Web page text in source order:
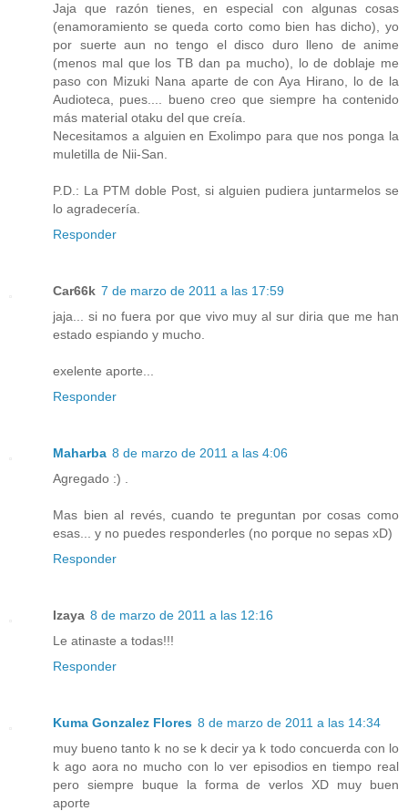
Jaja que razón tienes, en especial con algunas cosas
(enamoramiento se queda corto como bien has dicho), yo
por suerte aun no tengo el disco duro lleno de anime
(menos mal que los TB dan pa mucho), lo de doblaje me
paso con Mizuki Nana aparte de con Aya Hirano, lo de la
Audioteca, pues.... bueno creo que siempre ha contenido
más material otaku del que creía.
Necesitamos a alguien en Exolimpo para que nos ponga la
muletilla de Nii-San.
P.D.: La PTM doble Post, si alguien pudiera juntarmelos se
lo agradecería.
Responder
Car66k 7 de marzo de 2011 a las 17:59
jaja... si no fuera por que vivo muy al sur diria que me han
estado espiando y mucho.
exelente aporte...
Responder
Maharba 8 de marzo de 2011 a las 4:06
Agregado :) .
Mas bien al revés, cuando te preguntan por cosas como
esas... y no puedes responderles (no porque no sepas xD)
Responder
Izaya 8 de marzo de 2011 a las 12:16
Le atinaste a todas!!!
Responder
Kuma Gonzalez Flores 8 de marzo de 2011 a las 14:34
muy bueno tanto k no se k decir ya k todo concuerda con lo
k ago aora no mucho con lo ver episodios en tiempo real
pero siempre buque la forma de verlos XD muy buen
aporte